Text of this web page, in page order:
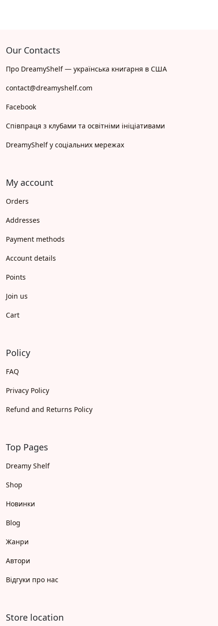
Our Contacts
Про DreamyShelf — українська книгарня в США
contact@dreamyshelf.com
Facebook
Співпраця з клубами та освітніми ініціативами
DreamyShelf у соціальних мережах
My account
Orders
Addresses
Payment methods
Account details
Points
Join us
Cart
Policy
FAQ
Privacy Policy
Refund and Returns Policy
Top Pages
Dreamy Shelf
Shop
Новинки
Blog
Жанри
Автори
Відгуки про нас
Store location